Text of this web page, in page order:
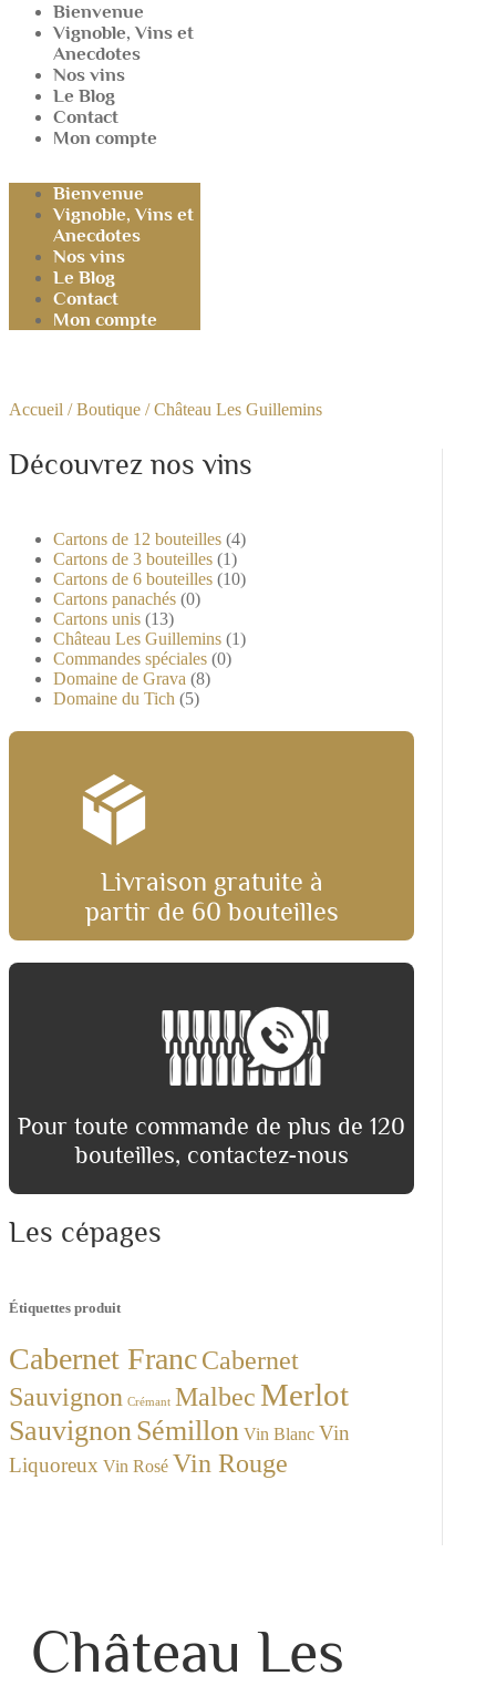
Bienvenue
Vignoble, Vins et
Anecdotes
Nos vins
Le Blog
Contact
Mon compte
Bienvenue
Vignoble, Vins et
Anecdotes
Nos vins
Le Blog
Contact
Mon compte
Accueil /Boutique / Château Les Guillemins
Découvrez nos vins
Cartons de 12 bouteilles (4)
Cartons de 3 bouteilles (1)
Cartons de 6 bouteilles (10)
Cartons panachés (0)
Cartons unis (13)
Château Les Guillemins (1)
Commandes spéciales (0)
Domaine de Grava (8)
Domaine du Tich (5)
Livraison gratuite à
partir de 60 bouteilles
Pour toute commande de plus de 120
bouteilles, contactez-nous
Les cépages
Étiquettes produit
Cabernet FrancCabernet
Sauvignon Crémant Malbec Merlot
SauvignonSémillon Vin Blanc Vin
Liquoreux Vin Rosé Vin Rouge
Château Les